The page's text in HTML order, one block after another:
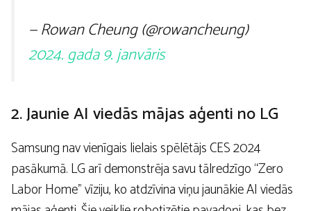
— Rowan Cheung (@rowancheung)
2024. gada 9. janvāris
2. Jaunie AI viedās mājas aģenti no LG
Samsung nav vienīgais lielais spēlētājs CES 2024
pasākumā. LG arī demonstrēja savu tālredzīgo “Zero
Labor Home” vīziju, ko atdzīvina viņu jaunākie AI viedās